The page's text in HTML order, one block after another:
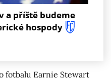
a příště budeme
hospody
fotbalu Earnie Stewart